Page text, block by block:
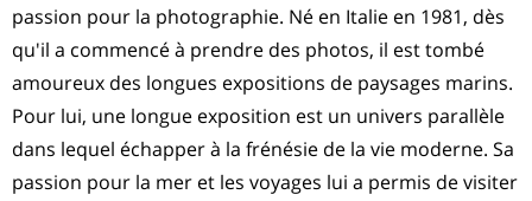
passion pour la photographie. Né en Italie en 1981, dès
qu'il a commencé à prendre des photos, il est tombé
amoureux des longues expositions de paysages marins.
Pour lui, une longue exposition est un univers parallèle
dans lequel échapper à la frénésie de la vie moderne. Sa
passion pour la mer et les voyages lui a permis de visiter